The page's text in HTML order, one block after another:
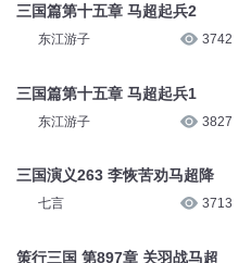
三国篇第十五章 马超起兵2
东江游子 3742
三国篇第十五章 马超起兵1
东江游子 3827
三国演义263 李恢苦劝马超降
七言 3713
策行三国 第897章 关羽战马超